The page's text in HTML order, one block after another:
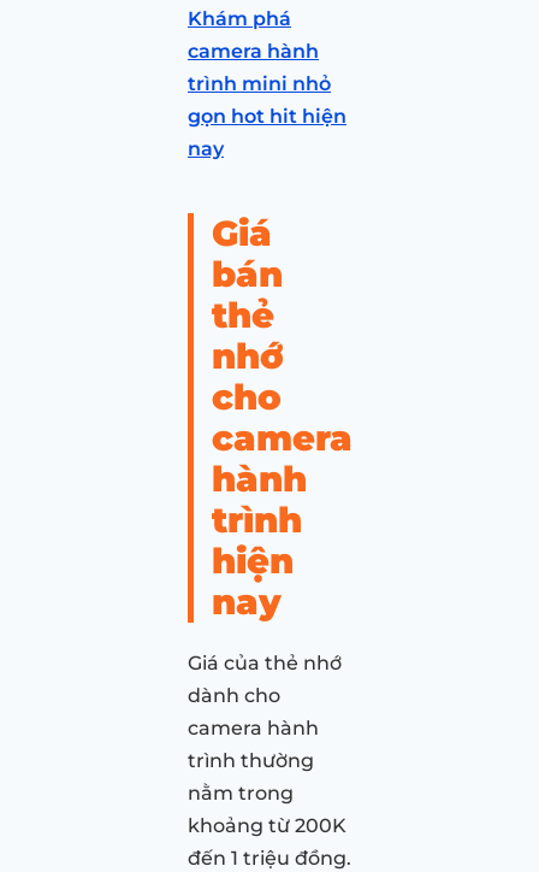
Khám phá
camera hành
trình mini nhỏ
gọn hot hit hiện
nay
Giá
bán
thẻ
nhớ
cho
camera
hành
trình
hiện
nay
Giá của thẻ nhớ
dành cho
camera hành
trình thường
nằm trong
khoảng từ 200K
đến 1 triệu đồng.